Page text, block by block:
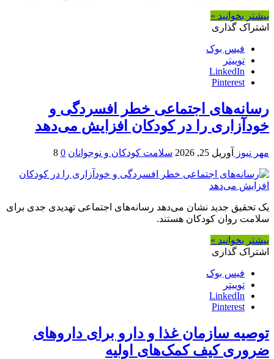
بیشتر بخوانید »
اشتراک گذاری
فیس بوک
توییتر
LinkedIn
Pinterest
رسانه‌های اجتماعی خطر افسردگی و
خودآزاری را در کودکان افزایش می‌دهد
مهر نیوز آوریل 25, 2026 سلامت کودکان و نوجوانان 0
8
یک تحقیق جدید نشان می‌دهد رسانه‌های اجتماعی تهدیدی جدی برای
سلامت روان کودکان هستند.
بیشتر بخوانید »
اشتراک گذاری
فیس بوک
توییتر
LinkedIn
Pinterest
توصیه سازمان غذا و دارو برای داروهای
ضروری کیف کمک‌های اولیه